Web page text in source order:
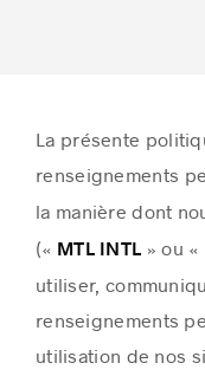
La présente
renseignements
la manière dont
(« MTL INTL » ou «
utiliser,
renseignements
utilisation de nos